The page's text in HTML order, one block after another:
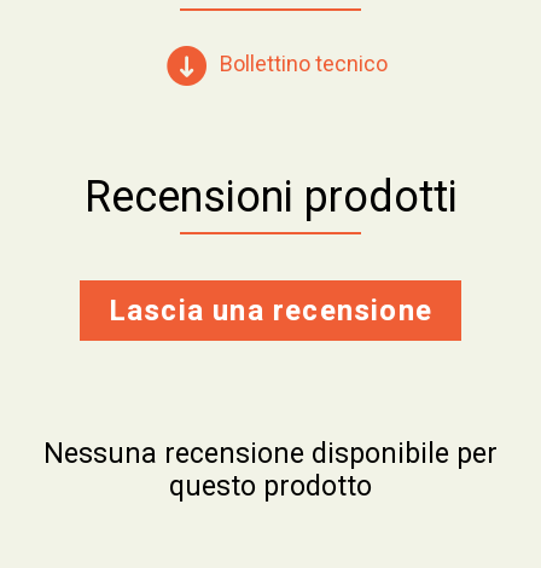
Bollettino tecnico
Recensioni prodotti
Lascia una recensione
Nessuna recensione disponibile per
questo prodotto